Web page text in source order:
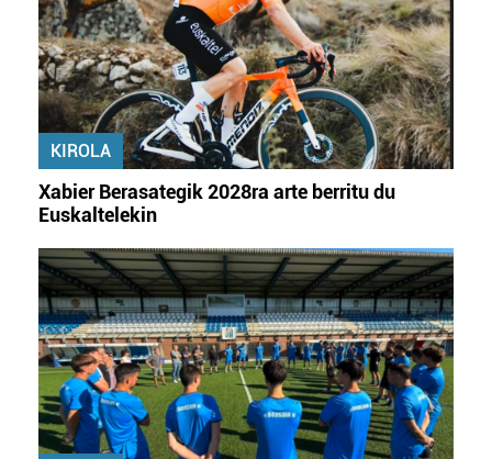
KIROLA
Xabier Berasategik 2028ra arte berritu du
Euskaltelekin